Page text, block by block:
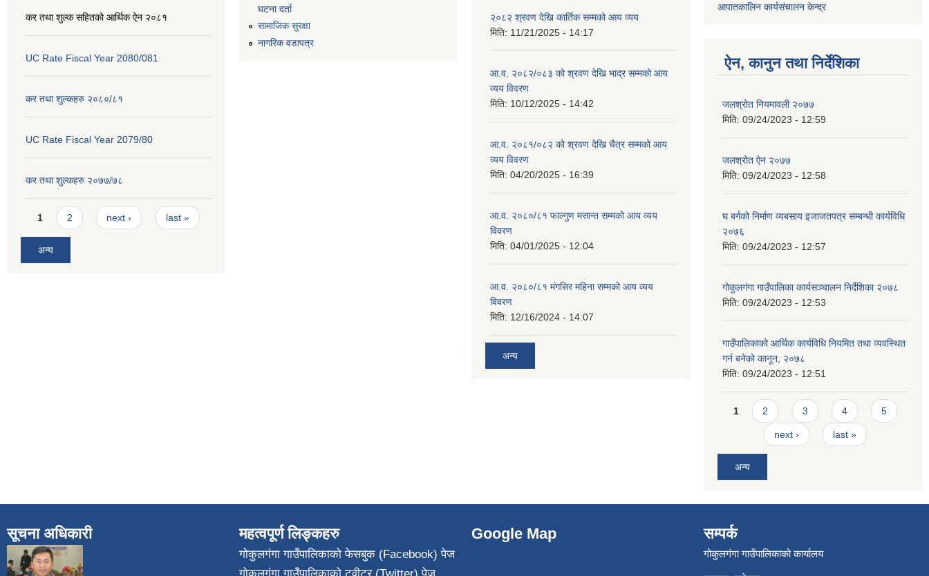
कर तथा शुल्क सहितको आर्थिक ऐन २०८१
UC Rate Fiscal Year 2080/081
कर तथा शुल्कहरु २०८०/८१
UC Rate Fiscal Year 2079/80
कर तथा शुल्कहरु २०७७/७८
Pages
1 2 next › last »
अन्य
घटना दर्ता
सामाजिक सुरक्षा
नागरिक वडापत्र
२०८२ श्रवण देखि कार्तिक सम्मको आय व्यय
मिति: 11/21/2025 - 14:17
आ.व. २०८२/०८३ को श्रवण देखि भाद्र सम्मको आय
व्यय विवरण
मिति: 10/12/2025 - 14:42
आ.व. २०८१/०८२ को श्रवण देखि चैत्र सम्मको आय
व्यय विवरण
मिति: 04/20/2025 - 16:39
आ.व. २०८०/८१ फाल्गुण मसान्त सम्मको आय व्यय
विवरण
मिति: 04/01/2025 - 12:04
आ.व. २०८०/८१ मंगसिर महिना सम्मको आय व्यय
विवरण
मिति: 12/16/2024 - 14:07
अन्य
आपातकालिन कार्यसंचालन केन्द्र
ऐन, कानुन तथा निर्देशिका
जलश्रोत नियमावली २०७७
मिति: 09/24/2023 - 12:59
जलश्रोत ऐन २०७७
मिति: 09/24/2023 - 12:58
घ बर्गको निर्माण व्यबसाय इजाजतपत्र सम्बन्धी कार्यविधि
२०७६
मिति: 09/24/2023 - 12:57
गोकुलगंगा गाउँपालिका कार्यसञ्चालन निर्देशिका २०७८
मिति: 09/24/2023 - 12:53
गाउँपालिकाको आर्थिक कार्यविधि नियमित तथा व्यवस्थित
गर्न बनेको कानून, २०७८
मिति: 09/24/2023 - 12:51
Pages
1 2 3 4 5
next › last »
अन्य
सूचना अधिकारी महत्वपूर्ण लिङ्कहरु
गोकुलगंगा गाउँपालिकाको फेसबुक (Facebook) पेज
Google Map सम्पर्क
गोकुलगंगा गाउँपालिकाको कार्यालय